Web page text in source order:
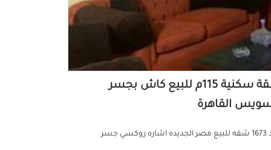
شقة سكنية 115م للبيع كاش بجسر
القاهرة
كود 1673 شقه للبيع مصر الجديده اشاره روكسي جسر